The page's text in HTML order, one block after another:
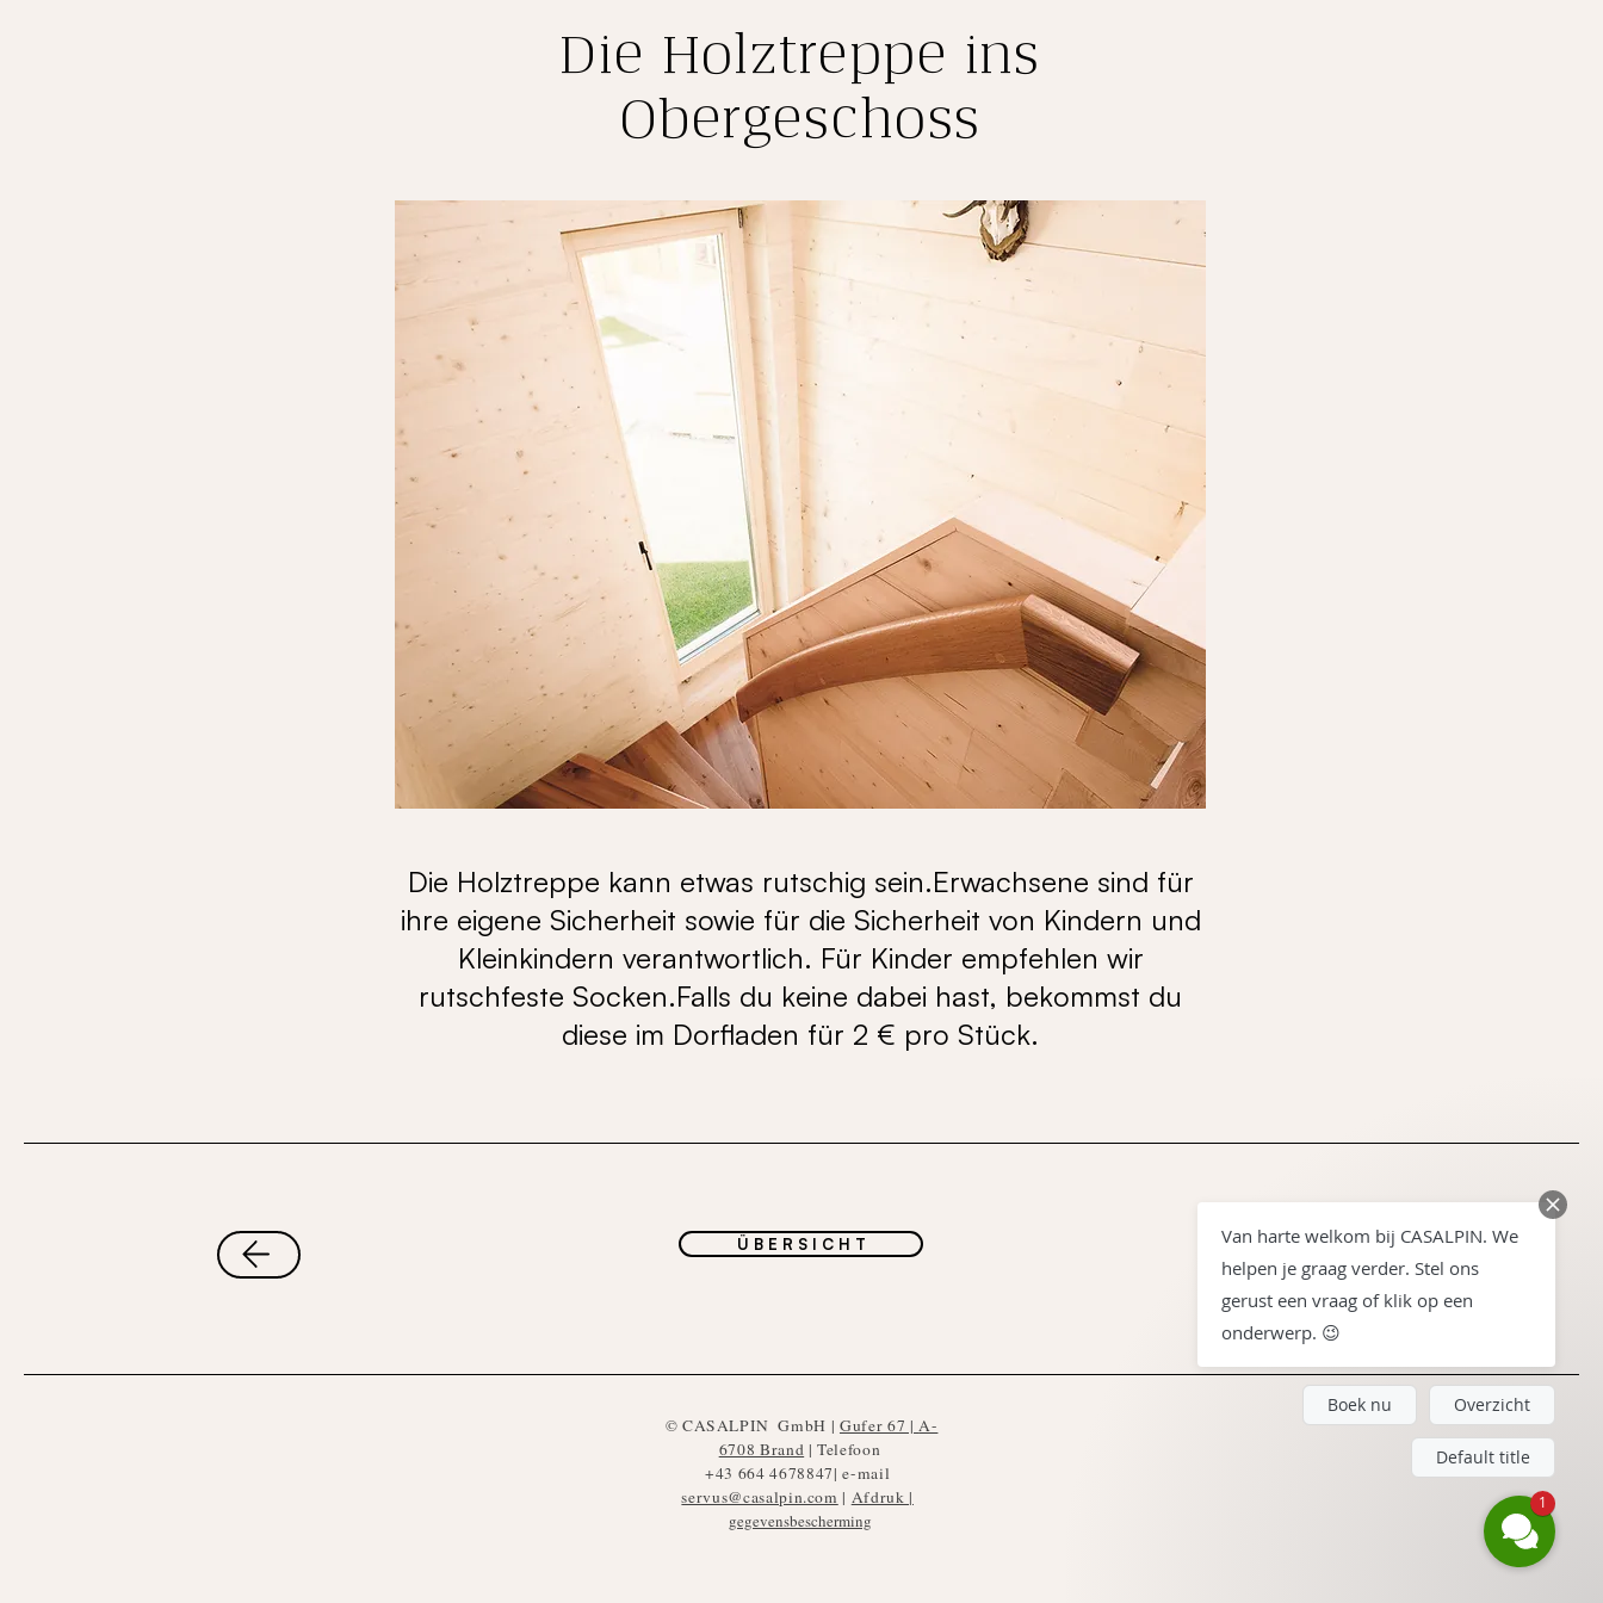
Die Holztreppe ins
Obergeschoss
Die Holztreppe kann etwas rutschig sein.Erwachsene sind für
ihre eigene Sicherheit sowie für die Sicherheit von Kindern und
Kleinkindern verantwortlich. Für Kinder empfehlen wir
rutschfeste Socken.Falls du keine dabei hast, bekommst du
diese im Dorfladen für 2 € pro Stück.
Ü B E R S I C H T
© CASALPIN GmbH | Gufer 67 |A-
6708 Brand | Telefoon
+43 664 4678847| e-mail
servus@casalpin.com | Afdruk |
gegevensbescherming
Van harte welkom bij CASALPIN. We
helpen je graag verder. Stel ons
gerust een vraag of klik op een
onderwerp. 😉
Boek nu Overzicht
Default title
1